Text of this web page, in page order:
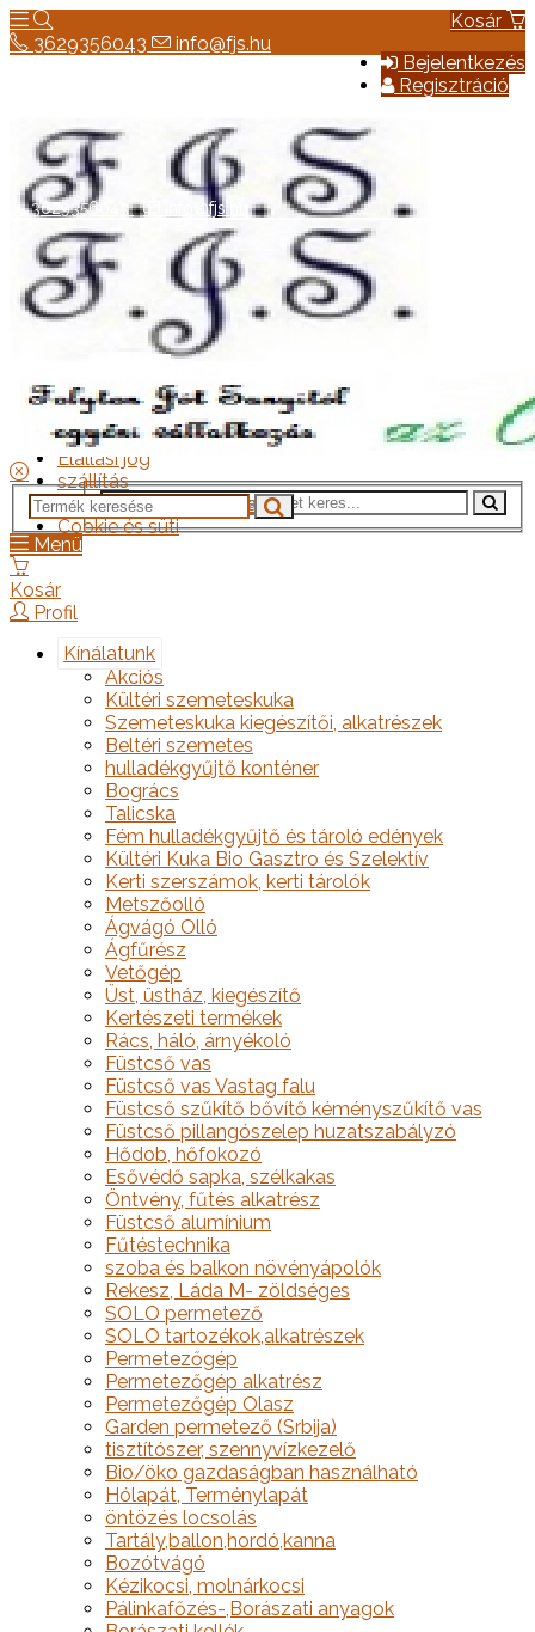
Kosár
Bejelentkezés
Regisztráció
3629356043 info@fjs.hu
Hírek
Elérhetőség
Általános szerződési feltételek
Elállási jog
szállítás
Adatkezelési tájékoztató
Cookie és süti
3629356043 info@fjs.hu
Menü
Kosár
Profil
Kínálatunk
Akciós
Kültéri szemeteskuka
Szemeteskuka kiegészítői, alkatrészek
Beltéri szemetes
hulladékgyűjtő konténer
Bogrács
Talicska
Fém hulladékgyűjtő és tároló edények
Kültéri Kuka Bio Gasztro és Szelektív
Kerti szerszámok, kerti tárolók
Metszőolló
Ágvágó Olló
Ágfűrész
Vetőgép
Üst, üstház, kiegészítő
Kertészeti termékek
Rács, háló, árnyékoló
Füstcső vas
Füstcső vas Vastag falu
Füstcső szűkítő bővítő kéményszűkítő vas
Füstcső pillangószelep huzatszabályzó
Hődob, hőfokozó
Esővédő sapka, szélkakas
Öntvény, fűtés alkatrész
Füstcső alumínium
Fűtéstechnika
szoba és balkon növényápolók
Rekesz, Láda M- zöldséges
SOLO permetező
SOLO tartozékok,alkatrészek
Permetezőgép
Permetezőgép alkatrész
Permetezőgép Olasz
Garden permetező (Srbija)
tisztítószer, szennyvízkezelő
Bio/öko gazdaságban használható
Hólapát, Terménylapát
öntözés locsolás
Tartály,ballon,hordó,kanna
Bozótvágó
Kézikocsi, molnárkocsi
Pálinkafőzés-,Borászati anyagok